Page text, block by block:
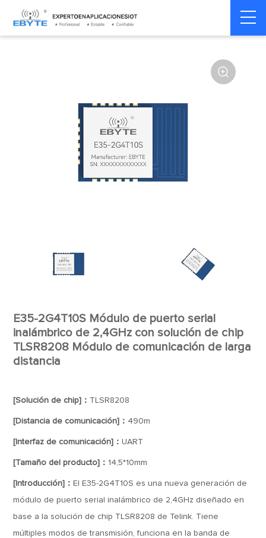
Home > Módulo > SPI/SOC/UART

E35-2G4T10S Módulo de puerto serial
inalámbrico de 2,4GHz con solución de chip
TLSR8208 Módulo de comunicación de larga
distancia
[Solución de chip]： TLSR8208
[Distancia de comunicación]： 490m
[Interfaz de comunicación]：UART
[Tamaño del producto]： 14,5*10mm
[Introducción]： El E35-2G4T10S es una nueva generación de
módulo de puerto serial inalámbrico de 2,4GHz diseñado en
base a la solución de chip TLSR8208 de Telink. Tiene
múltiples modos de transmisión, funciona en la banda de